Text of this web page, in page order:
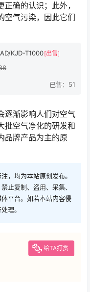
确的认识；此外，
空气污染，因此它们
KJD-T1000[出售]
已售：51
渐影响人们对空气
批空气净化的研发和
品牌产品为主的原
，均为本站原创发布。
止复制、盗用、采集、
平台。如若本站内容侵
理。
给TA打赏